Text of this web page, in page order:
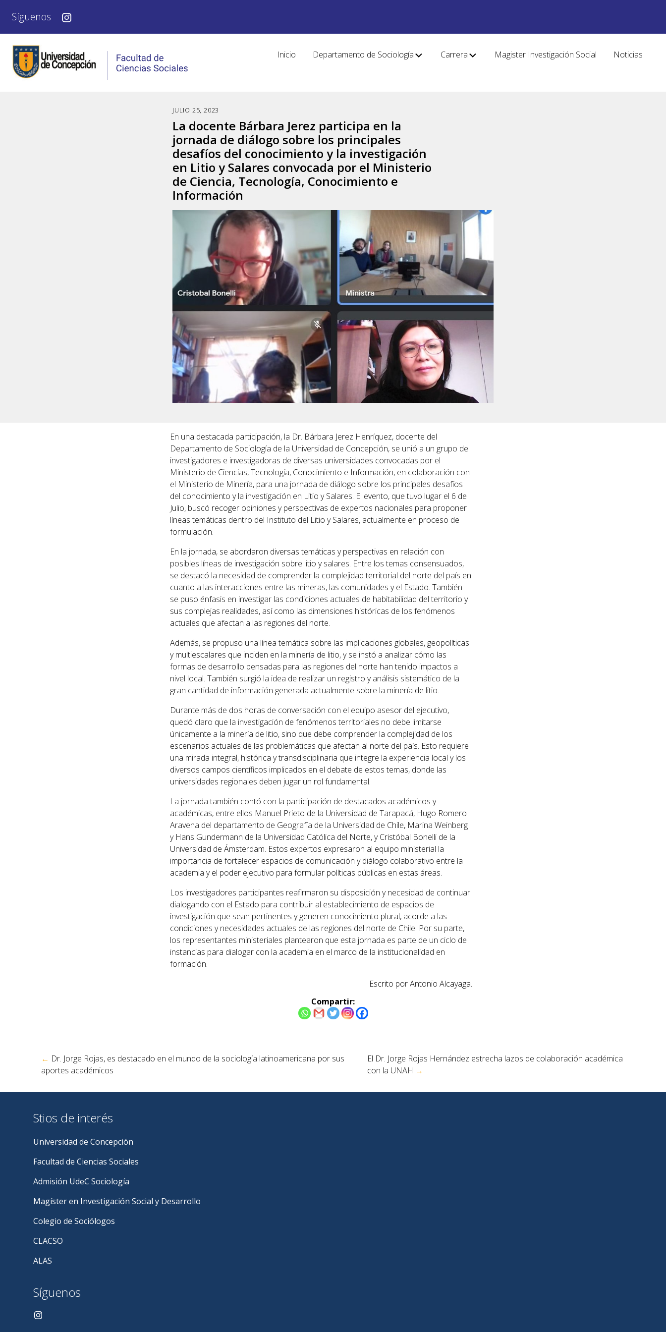
Síguenos
Inicio Departamento de Sociología Carrera Magister Investigación Social Noticias
JULIO 25, 2023
La docente Bárbara Jerez participa en la
jornada de diálogo sobre los principales
desafíos del conocimiento y la investigación
en Litio y Salares convocada por el Ministerio
de Ciencia, Tecnología, Conocimiento e
Información
En una destacada participación, la Dr. Bárbara Jerez Henríquez, docente del
Departamento de Sociología de la Universidad de Concepción, se unió a un grupo de
investigadores e investigadoras de diversas universidades convocadas por el
Ministerio de Ciencias, Tecnología, Conocimiento e Información, en colaboración con
el Ministerio de Minería, para una jornada de diálogo sobre los principales desafíos
del conocimiento y la investigación en Litio y Salares. El evento, que tuvo lugar el 6 de
Julio, buscó recoger opiniones y perspectivas de expertos nacionales para proponer
líneas temáticas dentro del Instituto del Litio y Salares, actualmente en proceso de
formulación.
En la jornada, se abordaron diversas temáticas y perspectivas en relación con
posibles líneas de investigación sobre litio y salares. Entre los temas consensuados,
se destacó la necesidad de comprender la complejidad territorial del norte del país en
cuanto a las interacciones entre las mineras, las comunidades y el Estado. También
se puso énfasis en investigar las condiciones actuales de habitabilidad del territorio y
sus complejas realidades, así como las dimensiones históricas de los fenómenos
actuales que afectan a las regiones del norte.
Además, se propuso una línea temática sobre las implicaciones globales, geopolíticas
y multiescalares que inciden en la minería de litio, y se instó a analizar cómo las
formas de desarrollo pensadas para las regiones del norte han tenido impactos a
nivel local. También surgió la idea de realizar un registro y análisis sistemático de la
gran cantidad de información generada actualmente sobre la minería de litio.
Durante más de dos horas de conversación con el equipo asesor del ejecutivo,
quedó claro que la investigación de fenómenos territoriales no debe limitarse
únicamente a la minería de litio, sino que debe comprender la complejidad de los
escenarios actuales de las problemáticas que afectan al norte del país. Esto requiere
una mirada integral, histórica y transdisciplinaria que integre la experiencia local y los
diversos campos científicos implicados en el debate de estos temas, donde las
universidades regionales deben jugar un rol fundamental.
La jornada también contó con la participación de destacados académicos y
académicas, entre ellos Manuel Prieto de la Universidad de Tarapacá, Hugo Romero
Aravena del departamento de Geografía de la Universidad de Chile, Marina Weinberg
y Hans Gundermann de la Universidad Católica del Norte, y Cristóbal Bonelli de la
Universidad de Ámsterdam. Estos expertos expresaron al equipo ministerial la
importancia de fortalecer espacios de comunicación y diálogo colaborativo entre la
academia y el poder ejecutivo para formular políticas públicas en estas áreas.
Los investigadores participantes reafirmaron su disposición y necesidad de continuar
dialogando con el Estado para contribuir al establecimiento de espacios de
investigación que sean pertinentes y generen conocimiento plural, acorde a las
condiciones y necesidades actuales de las regiones del norte de Chile. Por su parte,
los representantes ministeriales plantearon que esta jornada es parte de un ciclo de
instancias para dialogar con la academia en el marco de la institucionalidad en
formación.
Escrito por Antonio Alcayaga.
Compartir:
entradas
← Dr. Jorge Rojas, es destacado en el mundo de la sociología latinoamericana por sus
aportes académicos
El Dr. Jorge Rojas Hernández estrecha lazos de colaboración académica
con la UNAH →
Stios de interés
Universidad de Concepción
Facultad de Ciencias Sociales
Admisión UdeC Sociología
Magíster en Investigación Social y Desarrollo
Colegio de Sociólogos
CLACSO
ALAS
Síguenos